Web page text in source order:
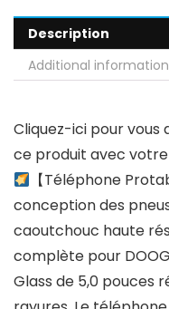
Description
Additional information
Cliquez-ici pour
ce produit avec
【Téléphone
conception des
caoutchouc haute
complète pour
Glass de 5,0 pouces